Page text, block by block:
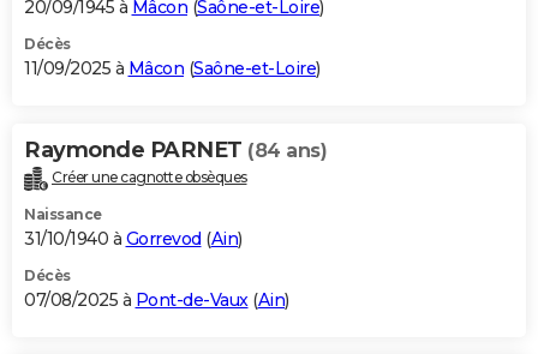
20/09/1945 à Mâcon (Saône-et-Loire)
Décès
11/09/2025 à Mâcon (Saône-et-Loire)
Raymonde PARNET (84 ans)
Créer une cagnotte obsèques
Naissance
31/10/1940 à Gorrevod (Ain)
Décès
07/08/2025 à Pont-de-Vaux(Ain)